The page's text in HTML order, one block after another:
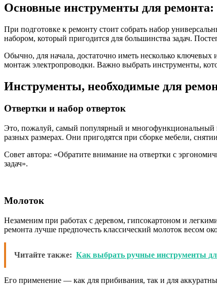
Основные инструменты для ремонта:
При подготовке к ремонту стоит собрать набор
набором, который пригодится для большинства задач.
Обычно, для начала, достаточно иметь несколько
монтаж электропроводки. Важно выбрать инструменты,
Инструменты, необходимые для
Отвертки и набор отверток
Это, пожалуй, самый популярный и
разных размерах. Они пригодятся при сборке мебели,
Совет автора: «Обратите внимание на отвертки с
задач».
Молоток
Незаменим при работах с деревом, гипсокартоном и
ремонта лучше предпочесть классический молоток весом
Читайте также: Как выбрать ручные инструменты
Его применение — как для прибивания, так и для